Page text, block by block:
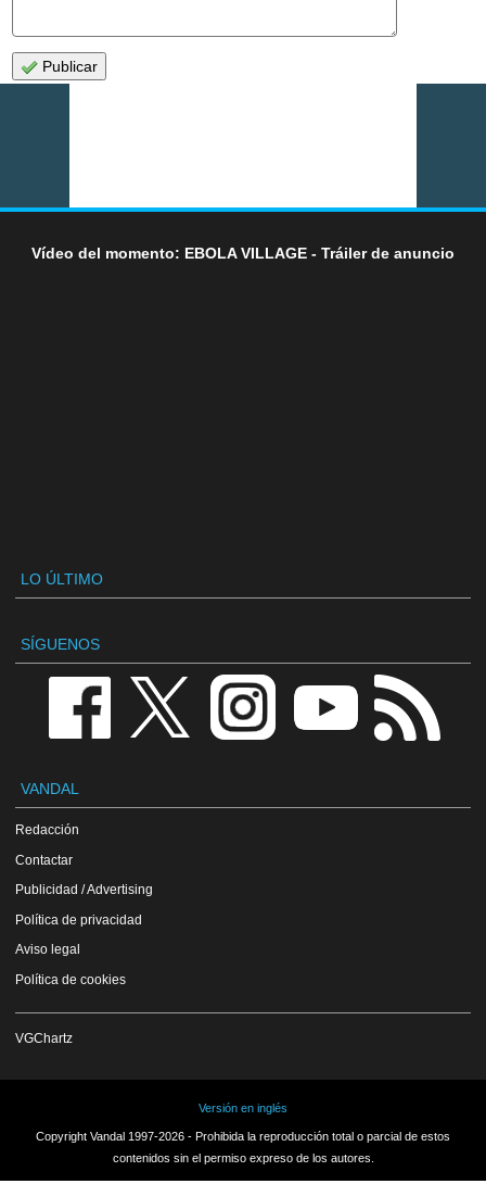
Publicar
Vídeo del momento: EBOLA VILLAGE - Tráiler de anuncio
LO ÚLTIMO
SÍGUENOS
VANDAL
Redacción
Contactar
Publicidad / Advertising
Política de privacidad
Aviso legal
Política de cookies
VGChartz
Versión en inglés
Copyright Vandal 1997-2026 - Prohibida la reproducción total o parcial de estos
contenidos sin el permiso expreso de los autores.